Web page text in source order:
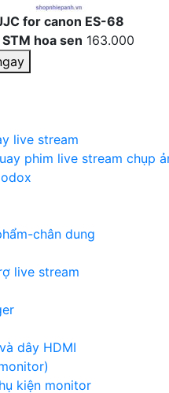
for canon ES-68
hoa sen 163.000
live stream
phim live stream chụp
chân dung
live stream
dây HDMI
kiện monitor